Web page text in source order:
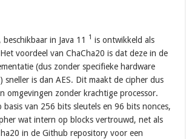
in Java 11 1 is ontwikkeld als
voordeel van ChaCha20 is dat deze in de
(dus zonder specifieke hardware
sneller is dan AES. Dit maakt de cipher dus
omgevingen zonder krachtige processor.
basis van 256 bits sleutels en 96 bits nonces,
wat intern op blocks vertrouwd, net als
in de Github repository voor een